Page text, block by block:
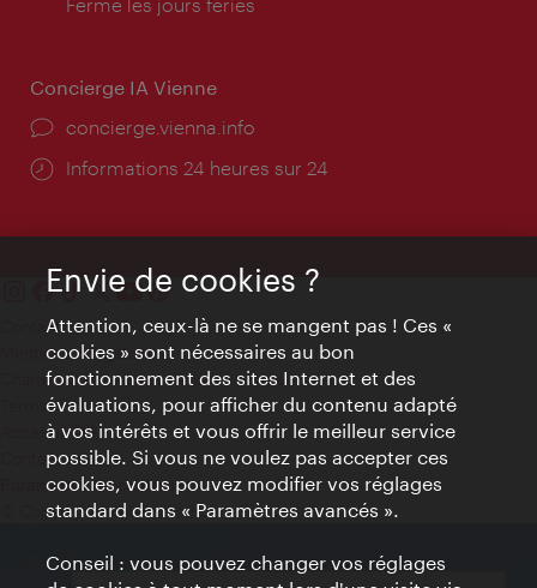
Concierge IA Vienne
Ort:
concierge.vienna.info
Öffnungszeiten:
Informations 24 heures sur 24
Contact
Mentions obligatoires
Charte sur le respect de la vie privée
Terms of Use
Accessibilité
Contact presse
Paramètres de cookies
© Copyright WienTourismus
Envie de cookies ?
Attention, ceux-là ne se mangent pas ! Ces «
cookies » sont nécessaires au bon
fonctionnement des sites Internet et des
évaluations, pour afficher du contenu adapté
à vos intérêts et vous offrir le meilleur service
possible. Si vous ne voulez pas accepter ces
cookies, vous pouvez modifier vos réglages
standard dans « Paramètres avancés ».
Conseil : vous pouvez changer vos réglages